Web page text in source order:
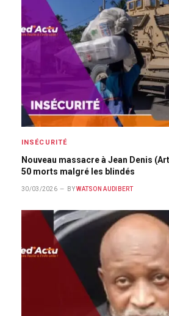
INSÉCURITÉ
Nouveau massacre à Jean Denis
50 morts malgré les blindés
30/03/2026 BY WATSON AUDIBERT